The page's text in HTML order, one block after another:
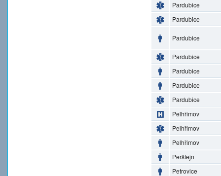
Pardubice
Pardubice
Pardubice
Pardubice
Pardubice
Pardubice
Pardubice
Pelhřimov
Pelhřimov
Pelhřimov
Perštejn
Petrovice